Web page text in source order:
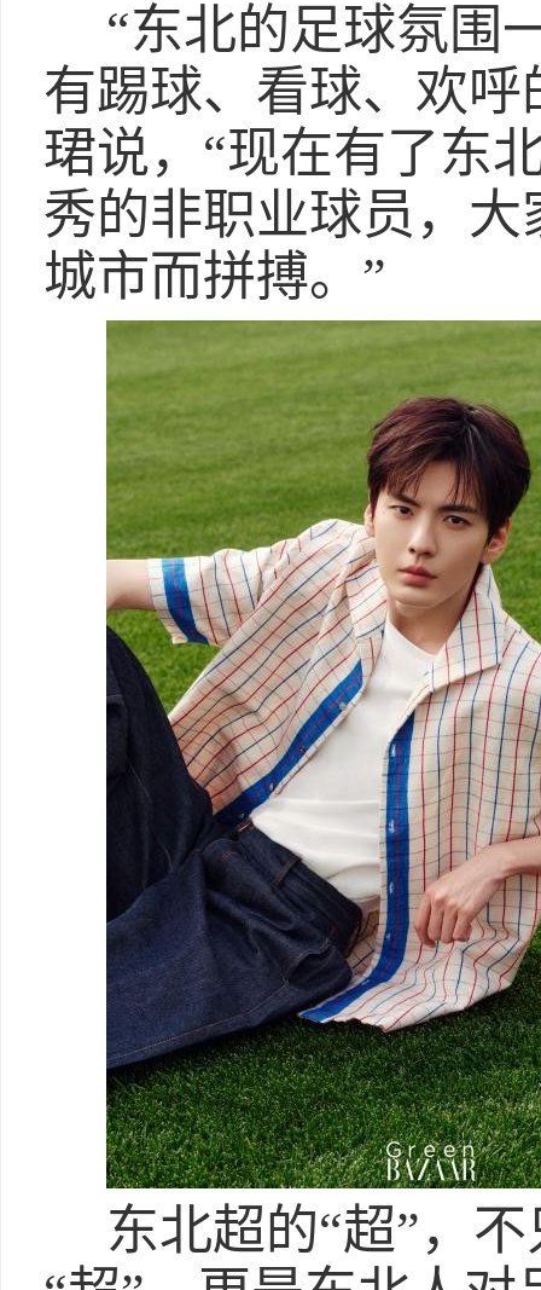
“东北的足球氛围
有踢球、看球、欢
珺说，“现在有了东
秀的非职业球员，
城市而拼搏。”
东北超的“超”，